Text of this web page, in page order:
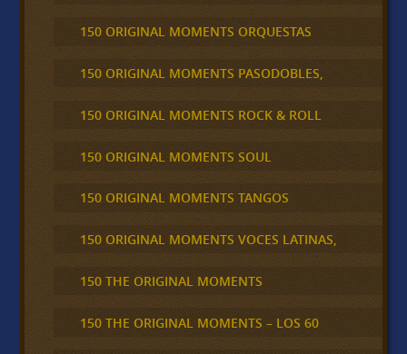
150 ORIGINAL MOMENTS ORQUESTAS
150 ORIGINAL MOMENTS PASODOBLES,
150 ORIGINAL MOMENTS ROCK & ROLL
150 ORIGINAL MOMENTS SOUL
150 ORIGINAL MOMENTS TANGOS
150 ORIGINAL MOMENTS VOCES LATINAS,
150 THE ORIGINAL MOMENTS
150 THE ORIGINAL MOMENTS – LOS 60